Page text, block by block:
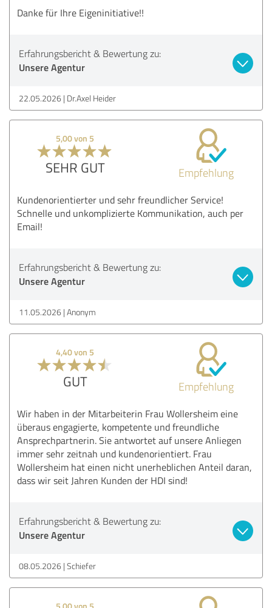
Danke für Ihre Eigeninitiative!!
Erfahrungsbericht & Bewertung zu:
Unsere Agentur
22.05.2026 Dr.Axel Heider
5,00 von 5
SEHR GUT Empfehlung
Kundenorientierter und sehr freundlicher Service!
Schnelle und unkomplizierte Kommunikation, auch per
Email!
Erfahrungsbericht & Bewertung zu:
Unsere Agentur
11.05.2026 Anonym
4,40 von 5
GUT Empfehlung
Wir haben in der Mitarbeiterin Frau Wollersheim eine
überaus engagierte, kompetente und freundliche
Ansprechpartnerin. Sie antwortet auf unsere Anliegen
immer sehr zeitnah und kundenorientiert. Frau
Wollersheim hat einen nicht unerheblichen Anteil daran,
dass wir seit Jahren Kunden der HDI sind!
Erfahrungsbericht & Bewertung zu:
Unsere Agentur
08.05.2026 Schiefer